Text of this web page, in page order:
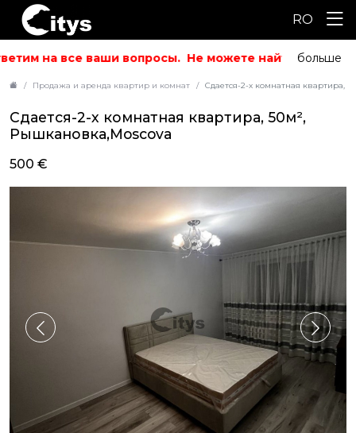
RO
на все ваши вопросы. Не можете найти то, что
больше
Продажа и аренда квартир и комнат Сдается-2-х комнатная квартира,
Сдается-2-х комнатная квартира, 50м²,
Рышкановка,Moscova
500 €